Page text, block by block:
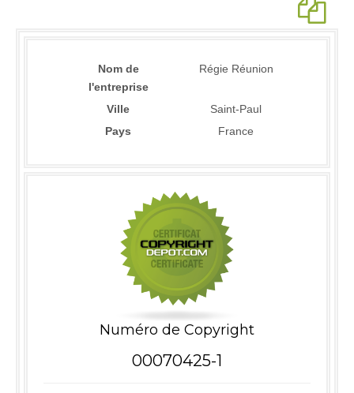
Nom de
l'entreprise
Régie Réunion
Ville
Saint-Paul
Pays
France
Numéro de Copyright
00070425-1